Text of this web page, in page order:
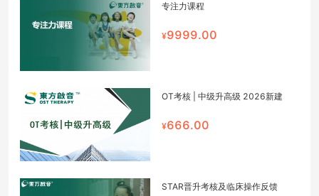
专注力课程
9999.00
OT考核 | 中级升高级 2026新建
666.00
STAR晋升考核及临床操作反馈